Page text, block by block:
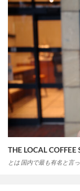
THE LOCAL
とは 国内で最も有名と言